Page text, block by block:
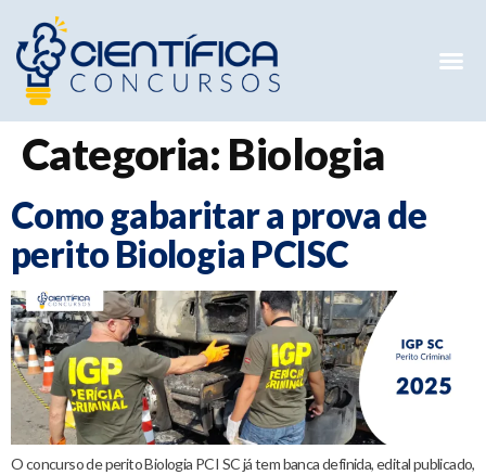
Categoria: Biologia
Como gabaritar a prova de
perito Biologia PCISC
O concurso de perito Biologia PCI SC já tem banca definida, edital publicado,